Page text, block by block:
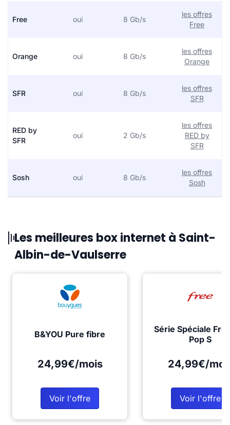
Free oui 8 Gb/s
les offres
Free
Orange oui 8 Gb/s
les offres
Orange
SFR oui 8 Gb/s
les offres
SFR
RED by
SFR
oui 2 Gb/s
les offres
RED by
SFR
Sosh oui 8 Gb/s
les offres
Sosh
Les meilleures box internet à Saint-
Albin-de-Vaulserre
B&YOU Pure fibre
24,99€/mois
Voir l'offre
Série Spéciale
Pop S
24,99€/
Voir l'offre